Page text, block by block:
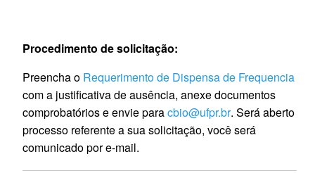
Procedimento de solicitação:
Preencha o Requerimento de Dispensa de Frequencia
com a justificativa de ausência, anexe documentos
comprobatórios e envie paracbio@ufpr.br. Será aberto
processo referente a sua solicitação, você será
comunicado por e-mail.